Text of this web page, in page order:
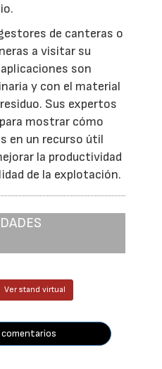
de canteras o
a visitar su
son
y con el material
Sus expertos
mostrar cómo
en un recurso útil
la productividad
de la explotación.
Ver stand virtual